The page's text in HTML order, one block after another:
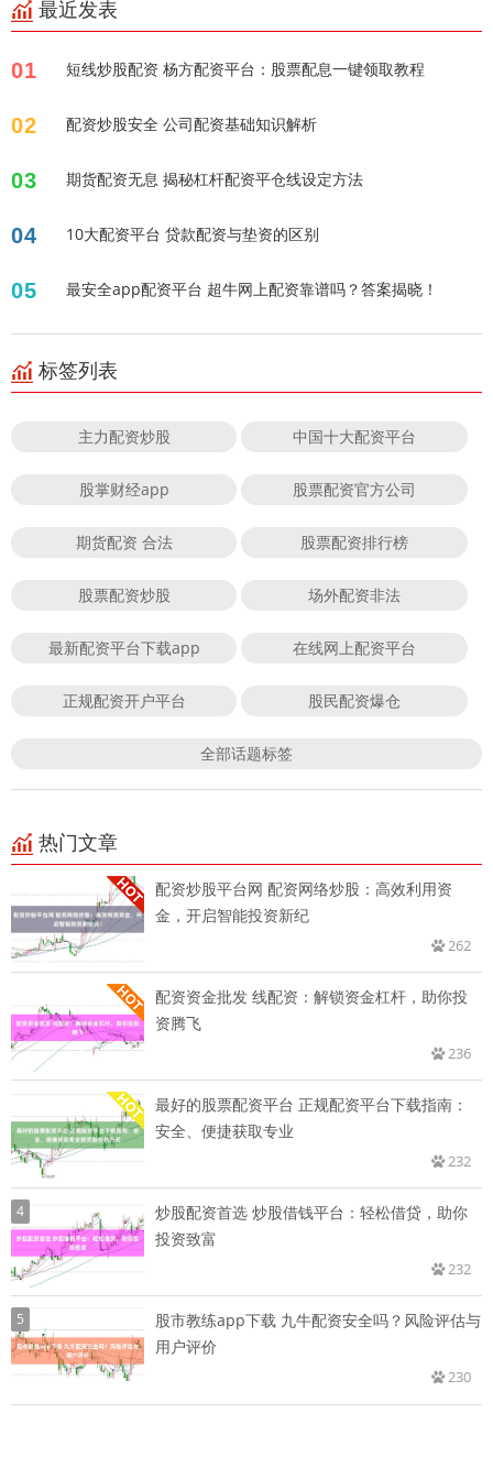
最近发表
01 短线炒股配资 杨方配资平台：股票配息一键领取教程
02 配资炒股安全 公司配资基础知识解析
03 期货配资无息 揭秘杠杆配资平仓线设定方法
04 10大配资平台 贷款配资与垫资的区别
05 最安全app配资平台 超牛网上配资靠谱吗？答案揭晓！
标签列表
主力配资炒股 中国十大配资平台
股掌财经app 股票配资官方公司
期货配资 合法 股票配资排行榜
股票配资炒股 场外配资非法
最新配资平台下载app 在线网上配资平台
正规配资开户平台 股民配资爆仓
全部话题标签
热门文章
配资炒股平台网 配资网络炒股：高效利用资
金，开启智能投资新纪
262
配资资金批发 线配资：解锁资金杠杆，助你投
资腾飞
236
最好的股票配资平台 正规配资平台下载指南：
安全、便捷获取专业
232
4
炒股配资首选 炒股借钱平台：轻松借贷，助你
投资致富
232
5
股市教练app下载 九牛配资安全吗？风险评估与
用户评价
230